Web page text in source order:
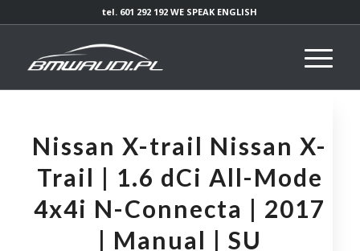
tel. 601 292 192 WE SPEAK ENGLISH
Nissan X-trail Nissan X-
Trail | 1.6 dCi All-Mode
4x4i N-Connecta | 2017
| Manual | SU